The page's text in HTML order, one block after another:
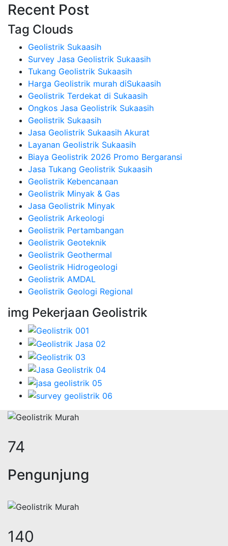
Recent Post
Tag Clouds
Geolistrik Sukaasih
Survey Jasa Geolistrik Sukaasih
Tukang Geolistrik Sukaasih
Harga Geolistrik murah diSukaasih
Geolistrik Terdekat di Sukaasih
Ongkos Jasa Geolistrik Sukaasih
Geolistrik Sukaasih
Jasa Geolistrik Sukaasih Akurat
Layanan Geolistrik Sukaasih
Biaya Geolistrik 2026 Promo Bergaransi
Jasa Tukang Geolistrik Sukaasih
Geolistrik Kebencanaan
Geolistrik Minyak & Gas
Jasa Geolistrik Minyak
Geolistrik Arkeologi
Geolistrik Pertambangan
Geolistrik Geoteknik
Geolistrik Geothermal
Geolistrik Hidrogeologi
Geolistrik AMDAL
Geolistrik Geologi Regional
img Pekerjaan Geolistrik
92
Pengunjung
175